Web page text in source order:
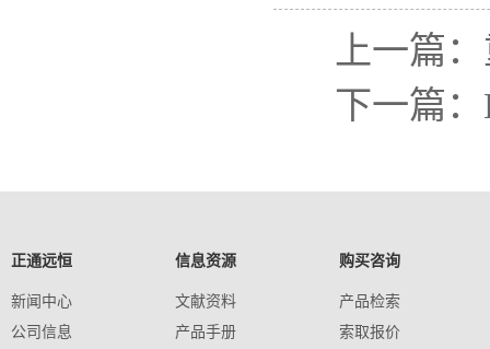
上一篇
下一篇：
正通远恒
新闻中心
公司信息
信息资源
文献资料
产品手册
购买咨询
产品检索
索取报价